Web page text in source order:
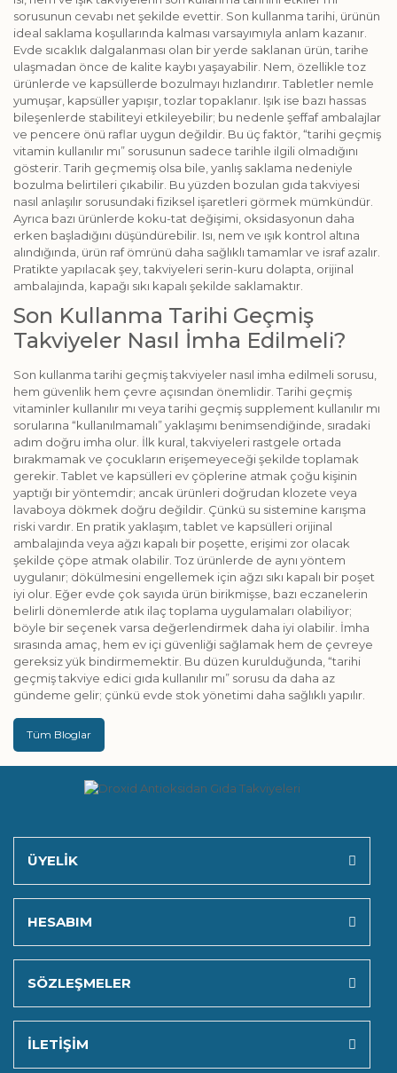
sorusunun cevabı net şekilde evettir. Son kullanma tarihi, ürünün
ideal saklama koşullarında kalması varsayımıyla anlam kazanır.
Evde sıcaklık dalgalanması olan bir yerde saklanan ürün, tarihe
ulaşmadan önce de kalite kaybı yaşayabilir. Nem, özellikle toz
ürünlerde ve kapsüllerde bozulmayı hızlandırır. Tabletler nemle
yumuşar, kapsüller yapışır, tozlar topaklanır. Işık ise bazı hassas
bileşenlerde stabiliteyi etkileyebilir; bu nedenle şeffaf ambalajlar
ve pencere önü raflar uygun değildir. Bu üç faktör, “tarihi geçmiş
vitamin kullanılır mı” sorusunun sadece tarihle ilgili olmadığını
gösterir. Tarih geçmemiş olsa bile, yanlış saklama nedeniyle
bozulma belirtileri çıkabilir. Bu yüzden bozulan gıda takviyesi
nasıl anlaşılır sorusundaki fiziksel işaretleri görmek mümkündür.
Ayrıca bazı ürünlerde koku-tat değişimi, oksidasyonun daha
erken başladığını düşündürebilir. Isı, nem ve ışık kontrol altına
alındığında, ürün raf ömrünü daha sağlıklı tamamlar ve israf azalır.
Pratikte yapılacak şey, takviyeleri serin-kuru dolapta, orijinal
ambalajında, kapağı sıkı kapalı şekilde saklamaktır.
Son Kullanma Tarihi Geçmiş
Takviyeler Nasıl İmha Edilmeli?
Son kullanma tarihi geçmiş takviyeler nasıl imha edilmeli sorusu,
hem güvenlik hem çevre açısından önemlidir. Tarihi geçmiş
vitaminler kullanılır mı veya tarihi geçmiş supplement kullanılır mı
sorularına “kullanılmamalı” yaklaşımı benimsendiğinde, sıradaki
adım doğru imha olur. İlk kural, takviyeleri rastgele ortada
bırakmamak ve çocukların erişemeyeceği şekilde toplamak
gerekir. Tablet ve kapsülleri ev çöplerine atmak çoğu kişinin
yaptığı bir yöntemdir; ancak ürünleri doğrudan klozete veya
lavaboya dökmek doğru değildir. Çünkü su sistemine karışma
riski vardır. En pratik yaklaşım, tablet ve kapsülleri orijinal
ambalajında veya ağzı kapalı bir poşette, erişimi zor olacak
şekilde çöpe atmak olabilir. Toz ürünlerde de aynı yöntem
uygulanır; dökülmesini engellemek için ağzı sıkı kapalı bir poşet
iyi olur. Eğer evde çok sayıda ürün birikmişse, bazı eczanelerin
belirli dönemlerde atık ilaç toplama uygulamaları olabiliyor;
böyle bir seçenek varsa değerlendirmek daha iyi olabilir. İmha
sırasında amaç, hem ev içi güvenliği sağlamak hem de çevreye
gereksiz yük bindirmemektir. Bu düzen kurulduğunda, “tarihi
geçmiş takviye edici gıda kullanılır mı” sorusu da daha az
gündeme gelir; çünkü evde stok yönetimi daha sağlıklı yapılır.
Tüm Bloglar
ÜYELİK
HESABIM
SÖZLEŞMELER
İLETİŞİM